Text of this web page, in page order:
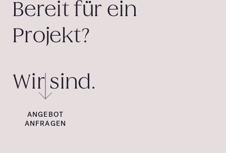
Bereit für ein
Projekt?
Wir sind.
ANGEBOT
ANFRAGEN